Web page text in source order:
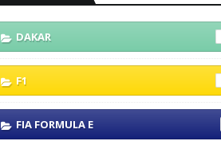
DAKAR
F1
FIA FORMULA E